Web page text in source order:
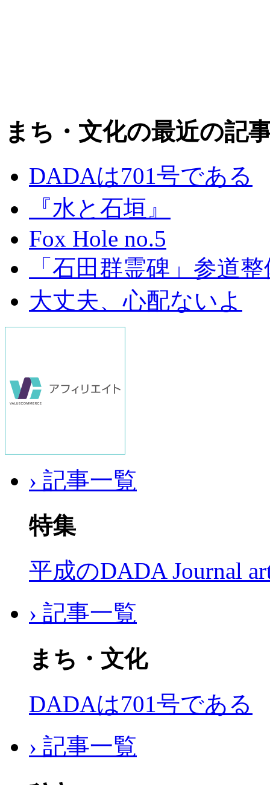
まち・文化の最近の記
DADAは701号である
『水と石垣』
Fox Hole no.5
「石田群霊碑」参道
大丈夫、心配ないよ
› 記事一覧
特集
平成のDADA Journal
› 記事一覧
まち・文化
DADAは701号である
› 記事一覧